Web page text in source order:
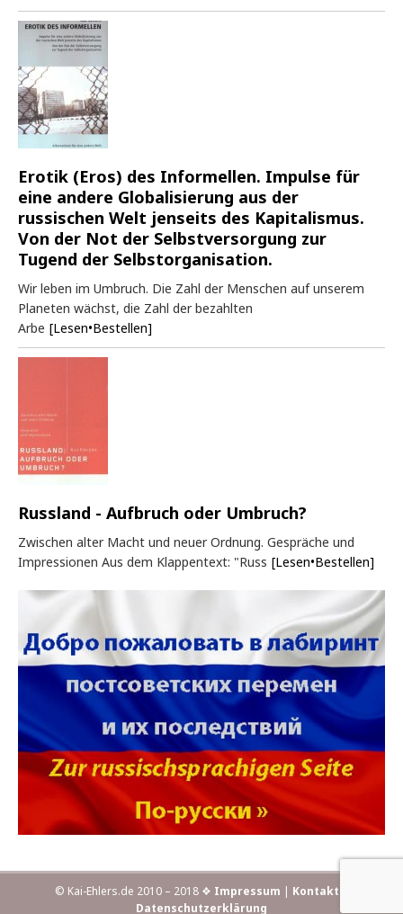
Erotik (Eros) des Informellen. Impulse für
eine andere Globalisierung aus der
russischen Welt jenseits des Kapitalismus.
Von der Not der Selbstversorgung zur
Tugend der Selbstorganisation.
Wir leben im Umbruch. Die Zahl der Menschen auf unserem
Planeten wächst, die Zahl der bezahlten
Arbe [Lesen•Bestellen]
Russland - Aufbruch oder Umbruch?
Zwischen alter Macht und neuer Ordnung. Gespräche und
Impressionen Aus dem Klappentext: "Russ [Lesen•Bestellen]
© Kai-Ehlers.de 2010 – 2018 ❖ Impressum | Kontakt
Datenschutzerklärung